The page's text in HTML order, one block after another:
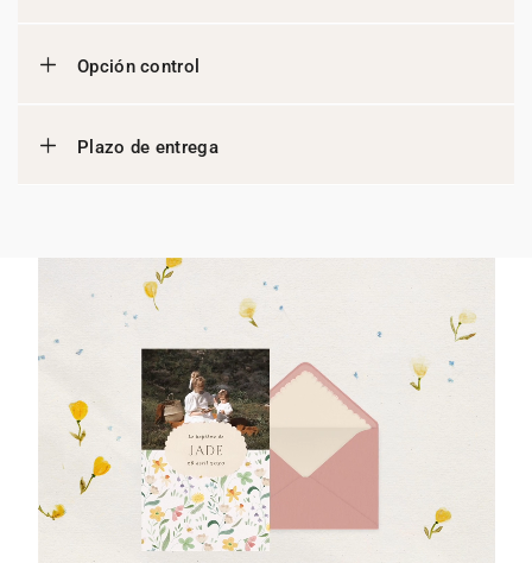
Opción control
Plazo de entrega